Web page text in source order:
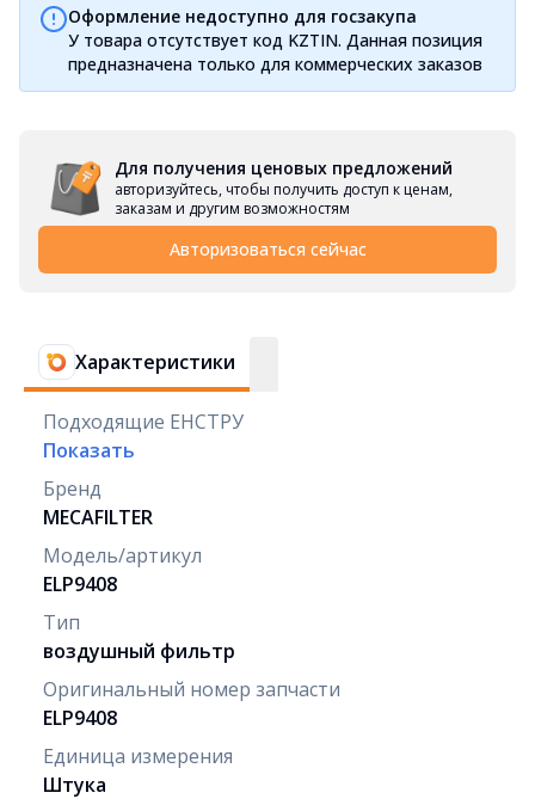
Оформление недоступно для госзакупа
У товара отсутствует код KZTIN. Данная позиция
предназначена только для коммерческих заказов
Для получения ценовых предложений
авторизуйтесь, чтобы получить доступ к ценам,
заказам и другим возможностям
Авторизоваться сейчас
Характеристики
Подходящие ЕНСТРУ
Показать
Бренд
MECAFILTER
Модель/артикул
ELP9408
Тип
воздушный фильтр
Оригинальный номер запчасти
ELP9408
Единица измерения
Штука